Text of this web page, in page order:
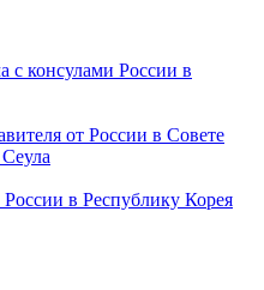
с консулами России в
от России в Совете
в Республику Корея